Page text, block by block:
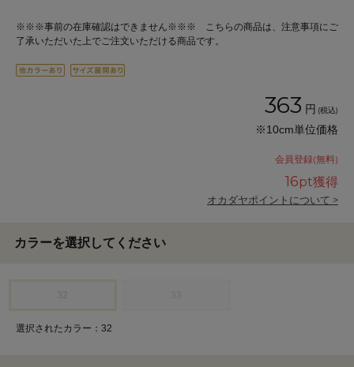
※※※事前の在庫確認はできません※※※ こちらの商品は、注意事項にご
了承いただいた上でご注文いただける商品です。
363 円 (税込)
※10cm単位価格
会員登録(無料)
16pt獲得
オカダヤポイントについて >
カラーを選択してください
選択されたカラー：32